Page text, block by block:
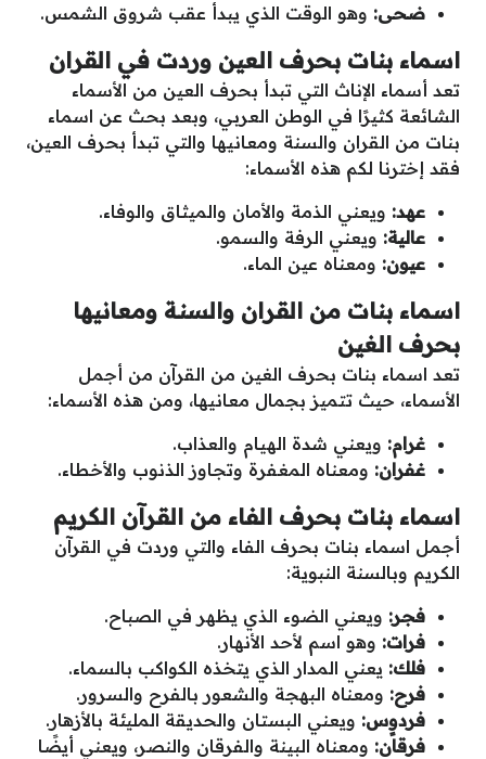
ضحى: وهو الوقت الذي يبدأ عقب شروق الشمس.
اسماء بنات بحرف العين وردت في القران
تعد أسماء الإناث التي تبدأ بحرف العين من الأسماء
الشائعة كثيرًا في الوطن العربي، وبعد بحث عن اسماء
بنات من القران والسنة ومعانيها والتي تبدأ بحرف العين،
فقد إخترنا لكم هذه الأسماء:
عهد: ويعني الذمة والأمان والميثاق والوفاء.
عالية: ويعني الرفة والسمو.
عيون: ومعناه عين الماء.
اسماء بنات من القران والسنة ومعانيها
بحرف الغين
تعد اسماء بنات بحرف الغين من القرآن من أجمل
الأسماء، حيث تتميز بجمال معانيها، ومن هذه الأسماء:
غرام: ويعني شدة الهيام والعذاب.
غفران: ومعناه المغفرة وتجاوز الذنوب والأخطاء.
اسماء بنات بحرف الفاء من القرآن الكريم
أجمل اسماء بنات بحرف الفاء والتي وردت في القرآن
الكريم وبالسنة النبوية:
فجر: ويعني الضوء الذي يظهر في الصباح.
فرات: وهو اسم لأحد الأنهار.
فلك: يعني المدار الذي يتخذه الكواكب بالسماء.
فرح: ومعناه البهجة والشعور بالفرح والسرور.
فردوٍس: ويعني البستان والحديقة المليئة بالأزهار.
فرقان: ومعناه البينة والفرقان والنصر، ويعني أيضًا